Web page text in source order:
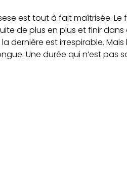
est tout à fait maîtrisée.
de plus en plus et finir
dernière est irrespirable.
Une durée qui n’est pas